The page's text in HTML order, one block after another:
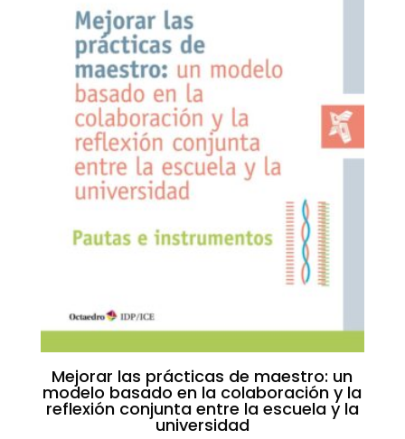
Mejorar las prácticas de maestro: un
modelo basado en la colaboración y la
reflexión conjunta entre la escuela y la
universidad